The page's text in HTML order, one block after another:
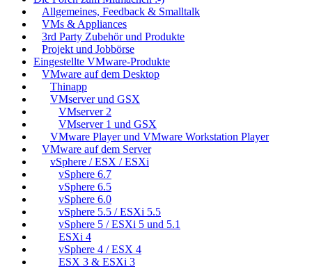
Allgemeines, Feedback & Smalltalk
VMs & Appliances
3rd Party Zubehör und Produkte
Projekt und Jobbörse
Eingestellte VMware-Produkte
VMware auf dem Desktop
Thinapp
VMserver und GSX
VMserver 2
VMserver 1 und GSX
VMware Player und VMware Workstation Player
VMware auf dem Server
vSphere / ESX / ESXi
vSphere 6.7
vSphere 6.5
vSphere 6.0
vSphere 5.5 / ESXi 5.5
vSphere 5 / ESXi 5 und 5.1
ESXi 4
vSphere 4 / ESX 4
ESX 3 & ESXi 3